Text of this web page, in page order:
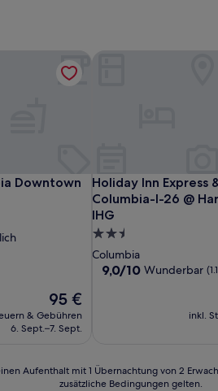
Downtown
Downtown
Der
Preis
beträgt
95 €
& Gebühren
6. Sept.–7. Sept.
Downtown
Holiday Inn Express
Columbia-I-26 @
IHG
Holiday Inn Express
2.5-
Sterne-
Unterkunft
Columbia
9.0
9,0/10 Wunderbar
inkl.
Holiday Inn Express
Aufenthalt mit 1 Übernachtung von 2
zusätzliche Bedingungen gelten.